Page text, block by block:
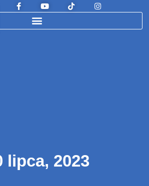
lipca, 2023